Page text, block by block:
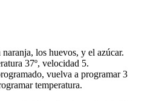
los huevos, y el azúcar.
37º, velocidad 5.
vuelva a programar 3
temperatura.